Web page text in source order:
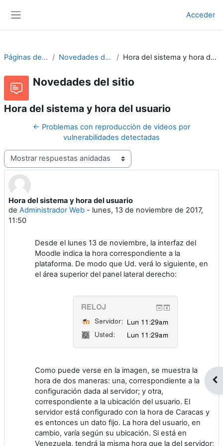
Acceder
Páginas del sitio Novedades del sitio Hora del sistema y hora del usuario
Novedades del sitio
Hora del sistema y hora del usuario
← Problemas con reproducciòn de videos por
vulnerabilidades detectadas
Mostrar modo
Hora del sistema y hora del usuario
de Administrador Web - lunes, 13 de noviembre de 2017,
11:50
Número de respuestas: 0
Desde el lunes 13 de noviembre, la interfaz del
Moodle indica la hora correspondiente a la
plataforma. De modo que Ud. verá lo siguiente, en
el área superior del panel lateral derecho:
Como puede verse en la imagen, se muestra la
hora de dos maneras: una, correspondiente a la
configuración dada al servidor; y otra,
correspondiente a la ubicación del usuario. El
servidor está configurado con la hora de Caracas y
es entonces un dato fijo. La hora del usuario, en
cambio, varía según su ubicación. Si está en
Venezuela, tendrá la misma hora que la del servidor;